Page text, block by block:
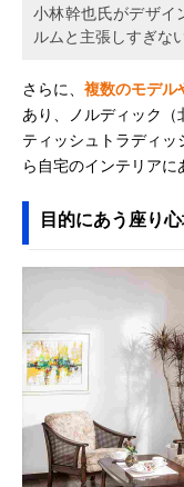
小林幹也氏がデザイ
ルムと主張しすぎな
さらに、 複数のモデル
あり、ノルディック（
ティッシュトラディ
ら自宅のインテリアに
目的にあう座り